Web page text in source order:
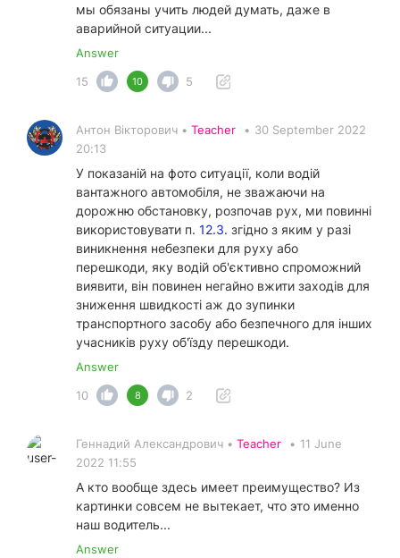
мы обязаны учить людей думать, даже в
аварийной ситуации...
Answer
15
10 5
Антон Вікторович • Teacher • 30 September 2022
20:13
У показаній на фото ситуації, коли водій
вантажного автомобіля, не зважаючи на
дорожню обстановку, розпочав рух, ми повинні
використовувати п. 12.3. згідно з яким у разі
виникнення небезпеки для руху або
перешкоди, яку водій об'єктивно спроможний
виявити, він повинен негайно вжити заходів для
зниження швидкості аж до зупинки
транспортного засобу або безпечного для інших
учасників руху об'їзду перешкоди.
Answer
10
8 2
Геннадий Александрович • Teacher • 11 June
2022 11:55
А кто вообще здесь имеет преимущество? Из
картинки совсем не вытекает, что это именно
наш водитель...
Answer